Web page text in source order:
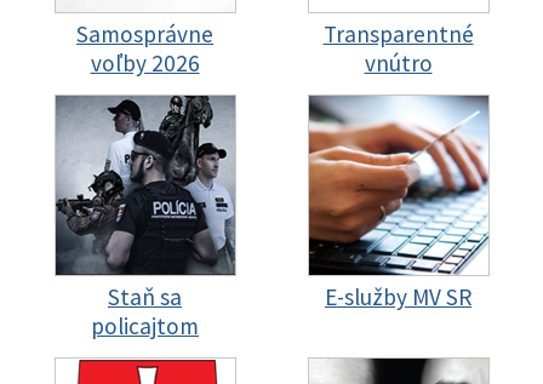
Samosprávne
voľby 2026
Transparentné
vnútro
Staň sa
policajtom
E-služby MV SR